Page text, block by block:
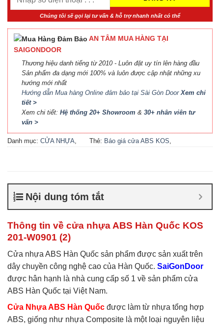
Chúng tôi sẽ gọi lại tư vấn & hỗ trợ nhanh nhất có thể
AN TÂM MUA HÀNG TẠI
SAIGONDOOR
Thương hiệu danh tiếng từ 2010 - Luôn đặt uy tín lên hàng đầu
Sản phẩm đa dạng mới 100% và luôn được cập nhật những xu
hướng mới nhất
Hướng dẫn Mua hàng Online đảm bảo tại Sài Gòn DoorXem chi
tiết >
Xem chi tiết: Hệ thống 20+ Showroom & 30+ nhân viên tư
vấn >
Danh mục: CỬA NHỰA,
Thẻ: Báo giá cửa ABS KOS,
nhựa ABS Hàn Quốc là gì
Cửa nhựa ABS Hàn Quốc
tại TP Vĩnh,Cửa nhựa ABS
nhựa ABS KOS
Nội dung tóm tắt
Thông tin về cửa nhựa ABS Hàn Quốc KOS
201-W0901 (2)
Cửa nhựa ABS Hàn Quốc sản phẩm được sản xuất trên
dây chuyền công nghệ cao của Hàn Quốc. SaiGonDoor
được hân hạnh là nhà cung cấp số 1 về sản phẩm cửa
ABS Hàn Quốc tại Việt Nam.
Cửa Nhựa ABS Hàn Quốc được làm từ nhựa tổng hợp
ABS, giống như nhựa Composite là một loại nguyên liệu